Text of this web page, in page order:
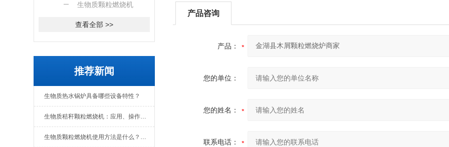
生物质颗粒燃烧机
查看全部 >>
推荐新闻
生物质热水锅炉具备哪些设备特性？
生物质秸秆颗粒燃烧机：应用、操作与日常维护全解析
生物质颗粒燃烧机使用方法是什么？维护要点有哪些
产品咨询
产品：
您的单位：
您的姓名：
联系电话：